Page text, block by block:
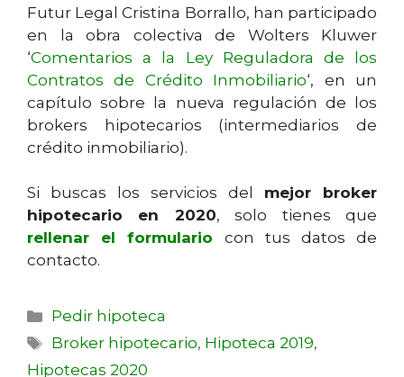
Futur Legal Cristina Borrallo, han participado
en la obra colectiva de Wolters Kluwer
‘Comentarios a la Ley Reguladora de los
Contratos de Crédito Inmobiliario‘, en un
capítulo sobre la nueva regulación de los
brokers hipotecarios (intermediarios de
crédito inmobiliario).
Si buscas los servicios del mejor broker
hipotecario en 2020, solo tienes que
rellenar el formulario con tus datos de
contacto.
Pedir hipoteca
Broker hipotecario, Hipoteca 2019,
Hipotecas 2020